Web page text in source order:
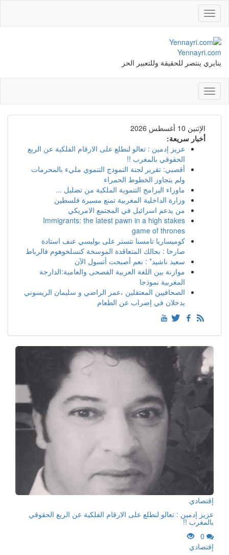
Toggle
navigation
Yennayri.com
ينايري ينتصر للحقيقة وللتعبير الحر
Toggle
navigation
الإثنين 10 أغسطس 2026
أخبار سريعة:
عزيز إدمين : تعالو لنطلع على الارقام الفلكية عن الربع
الحقوقي بالمغرب !!
أقصبي: تقرير لجنة النمودج التنموي مليء بالمحرمات
ولم يتجاوز الخطوط الحمراء
ماوراء البرامج التنموية الملكية من تضليل ...
وزارة الداخلية المغربية تمنع مسيرة فلسطين
من يدعم اسرائيل في المجتمع الامريكي
Immigrants: the latest pawn in a high stakes
game of thrones
كوميساريا تامسنا تتستر على بوليسي عنف استادة
صارخا : بحالك المتعاقدة الموسخة كنسلخوهوم فالرباط
سعيد ناشيد* : نعم أصبحت أتسول الآن
موازنة بين اللغة العربية الفصحى والعامية:الدارجة
المغربية نموذجا
الصحافيين المعتقلين ،عمر الراضي و سليمان الريسوني
يدخلان في إضراب عن الطعام
إقتصادي
عزيز إدمين : تعالو لنطلع على الارقام الفلكية عن الربع الحقوقي
بالمغرب !!
0
إقتصادي